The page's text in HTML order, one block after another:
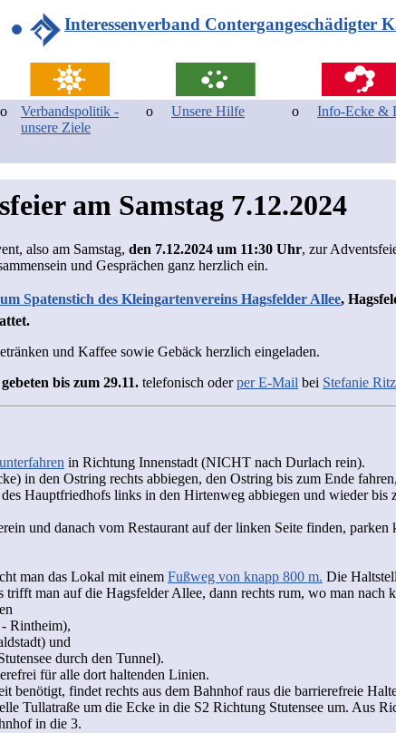
Interessenverband Contergangeschädigter
Verbandspolitik -
unsere Ziele
Unsere Hilfe Info-Ecke &
am Samstag 7.12.2024
also am Samstag, den 7.12.2024 um 11:30 Uhr, zur
und Gesprächen ganz herzlich ein.
Spatenstich des Kleingartenvereins Hagsfelder Allee,
und Kaffee sowie Gebäck herzlich eingeladen.
bis zum 29.11. telefonisch oderper E-Mail bei Stefanie
in Richtung Innenstadt (NICHT nach Durlach rein).
in den Ostring rechts abbiegen, den Ostring bis zum Ende
Hauptfriedhofs links in den Hirtenweg abbiegen und wieder
und danach vom Restaurant auf der linken Seite finden, parken
man das Lokal mit einem Fußweg von knapp 800 m. Die
trifft man auf die Hagsfelder Allee, dann rechts rum, wo man nach
Rintheim),
und
durch den Tunnel).
für alle dort haltenden Linien.
benötigt, findet rechts aus dem Bahnhof raus die barrierefreie
Tullatraße um die Ecke in die S2 Richtung Stutensee um. Aus
in die 3.